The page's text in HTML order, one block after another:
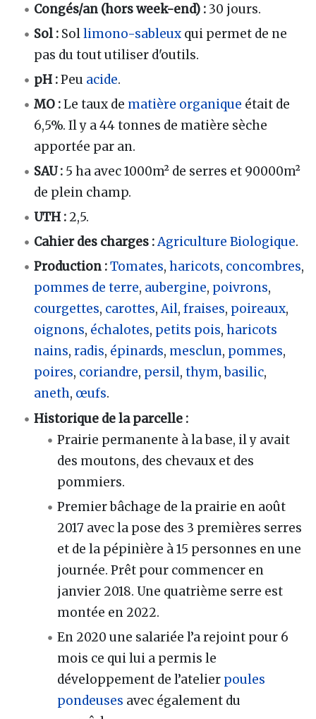
Congés/an (hors week-end) : 30 jours.
Sol : Sollimono-sableux qui permet de ne
pas du tout utiliser d'outils.
pH :Peu acide.
MO :Le taux de matière organique était de
6,5%. Il y a 44 tonnes de matière sèche
apportée par an.
SAU : 5 ha avec 1000m² de serres et 90000m²
de plein champ.
UTH : 2,5.
Cahier des charges :Agriculture Biologique.
Production :Tomates,haricots, concombres,
pommes de terre, aubergine, poivrons,
courgettes, carottes,Ail,fraises, poireaux,
oignons, échalotes, petits pois,haricots
nains,radis, épinards, mesclun, pommes,
poires, coriandre, persil,thym,basilic,
aneth, œufs.
Historique de la parcelle :
Prairie permanente à la base, il y avait
des moutons, des chevaux et des
pommiers.
Premier bâchage de la prairie en août
2017 avec la pose des 3 premières serres
et de la pépinière à 15 personnes en une
journée. Prêt pour commencer en
janvier 2018. Une quatrième serre est
montée en 2022.
En 2020 une salariée l’a rejoint pour 6
mois ce qui lui a permis le
développement de l’atelier poules
pondeuses avec également du